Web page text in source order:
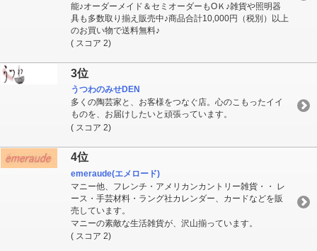
能♪オーダーメイド＆セミオーダーもOＫ♪雑貨や照明器
具も多数取り揃え販売中♪商品合計10,000円（税別）以上
のお買い物で送料無料♪
( スコア 2)
3位
うつわのみせDEN
多くの陶芸家と、お客様をつなぐ店。心のこもったイイ
ものを、お届けしたいと頑張っています。
( スコア 2)
4位
emeraude(エメロード)
マニー他、フレンチ・アメリカンカントリー雑貨・・ レ
ース・手芸材料・ラング社カレンダー、カードなどを販
売しています。
マニーの素敵な生活雑貨が、沢山揃っています。
( スコア 2)